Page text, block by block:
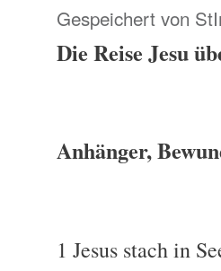
Gespeichert von
Die Reise Jesu
Anhänger,
1 Jesus stach in